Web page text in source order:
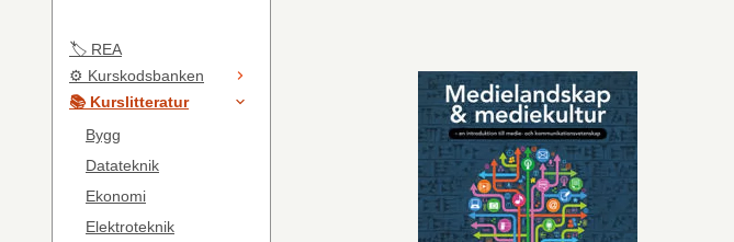
🏷️ REA
⚙️ Kurskodsbanken
📚 Kurslitteratur
Bygg
Datateknik
Ekonomi
Elektroteknik